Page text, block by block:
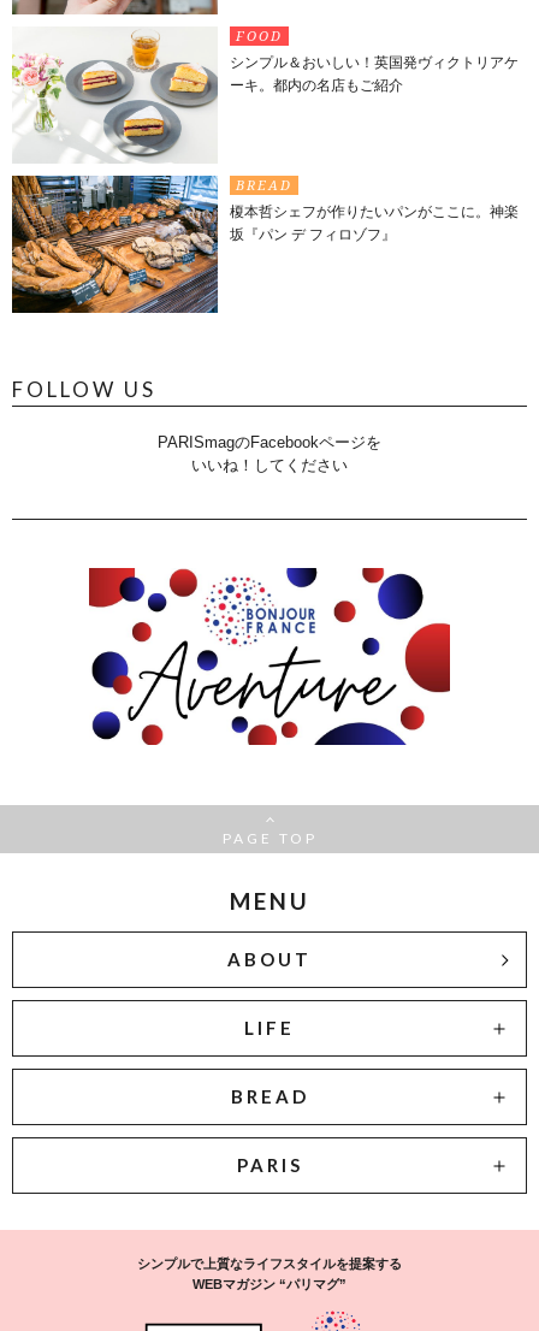
FOOD
シンプル＆おいしい！英国発ヴィクトリアケ
ーキ。都内の名店もご紹介
BREAD
榎本哲シェフが作りたいパンがここに。神楽
坂『パン デ フィロゾフ』
FOLLOW US
PARISmagのFacebookページを
いいね！してください
PAGE TOP
MENU
ABOUT
LIFE
BREAD
PARIS
シンプルで上質なライフスタイルを提案する
WEBマガジン “パリマグ”